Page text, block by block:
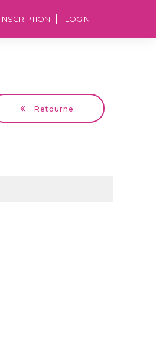
INSCRIPTION LOGIN
Retourne